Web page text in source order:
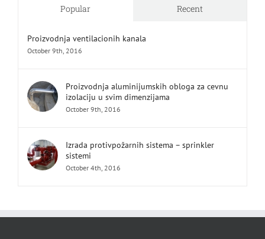
Popular Recent
Proizvodnja ventilacionih kanala
October 9th, 2016
Proizvodnja aluminijumskih obloga za cevnu
izolaciju u svim dimenzijama
October 9th, 2016
Izrada protivpožarnih sistema – sprinkler
sistemi
October 4th, 2016